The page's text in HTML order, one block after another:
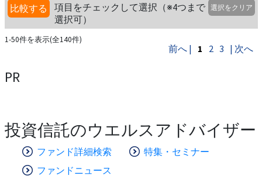
比較する
項目をチェックして選択（※4つまで
選択可）
選択をクリア
1-50件を表示(全140件)
前へ | 1 2 3 | 次へ
PR
投資信託のウエルスアドバイザー
ファンド詳細検索
特集・セミナー
ファンドニュース